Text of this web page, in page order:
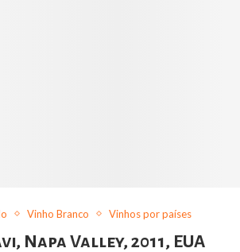
Vinho Branco Vinhos por países
Napa Valley, 2011, EUA